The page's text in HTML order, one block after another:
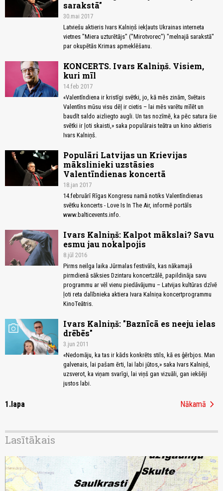
sarakstā"
30.mai 2017
Latviešu aktieris Ivars Kalniņš iekļauts Ukrainas interneta
vietnes "Miera uzturētājs" ("Mirotvorec") "melnajā sarakstā"
par okupētās Krimas apmeklēšanu.
KONCERTS. Ivars Kalniņš. Visiem,
kuri mīl
14.feb 2017
«Valentīndiena ir kristīgi svētki, jo, kā mēs zinām, Svētais
Valentīns mūsu visu dēļ ir cietis – lai mēs varētu mīlēt un
baudīt saldo aizliegto augli. Un tas nozīmē, ka pēc satura šie
svētki ir ļoti skaisti,» saka populārais teātra un kino aktieris
Ivars Kalniņš.
Populāri Latvijas un Krievijas
mākslinieki uzstāsies
Valentīndienas koncertā
18.jan 2017
14.februārī Rīgas Kongresu namā notiks Valentīndienas
svētku koncerts - Love Is In The Air, informē portāls
www.balticevents.info.
Ivars Kalniņš: Kalpot mākslai? Savu
esmu jau nokalpojis
8.jūl 2016
Pirms neilga laika Jūrmalas festivāls, kas nākamajā
pirmdienā sāksies Dzintaru koncertzālē, papildināja savu
programmu ar vēl vienu piedāvājumu – Latvijas kultūras dzīvē
ļoti reta dalībnieka aktiera Ivara Kalniņa koncertprogrammu
KinoTeātris.
photo_camera
Ivars Kalniņš: "Baznīcā es neeju ielas
drēbēs"
3.jun 2011
«Nedomāju, ka tas ir kāds konkrēts stils, kā es ģērbjos. Man
galvenais, lai pašam ērti, lai labi jūtos,» saka Ivars Kalniņš,
uzsverot, ka viņam svarīgi, lai viņš gan vizuāli, gan iekšēji
justos labi.
1.lapa Nākamā chevron_right
Lasītākais